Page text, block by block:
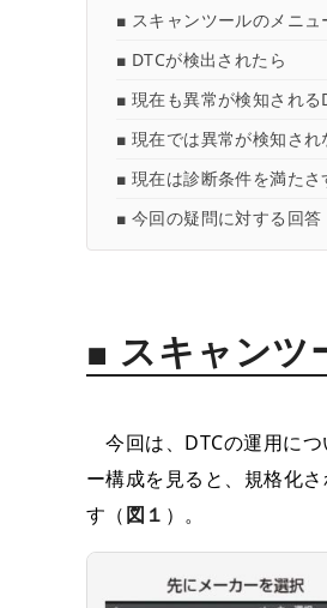
■ スキャンツールのメニ
■ DTCが検出されたら
■ 現在も異常が検知される
■ 現在では異常が検知され
■ 現在は診断条件を満た
■ 今回の疑問に対する回答
■ スキャンツ
今回は、DTCの運用に
ー構成を見ると、規格化
す（図１ ）。